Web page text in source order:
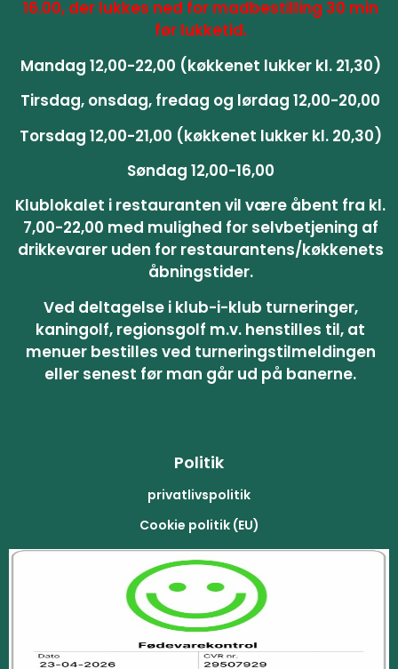
16.00, der lukkes ned for madbestilling 30 min
før lukketid.
Mandag 12,00-22,00 (køkkenet lukker kl. 21,30)
Tirsdag, onsdag, fredag og lørdag 12,00-20,00
Torsdag 12,00-21,00 (køkkenet lukker kl. 20,30)
Søndag 12,00-16,00
Klublokalet i restauranten vil være åbent fra kl.
7,00-22,00 med mulighed for selvbetjening af
drikkevarer uden for restaurantens/køkkenets
åbningstider.
Ved deltagelse i klub-i-klub turneringer,
kaningolf, regionsgolf m.v. henstilles til, at
menuer bestilles ved turneringstilmeldingen
eller senest før man går ud på banerne.
Politik
privatlivspolitik
Cookie politik (EU)